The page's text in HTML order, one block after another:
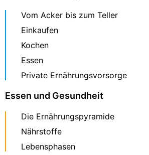
Vom Acker bis zum Teller
Einkaufen
Kochen
Essen
Private Ernährungsvorsorge
Essen und Gesundheit
Die Ernährungspyramide
Nährstoffe
Lebensphasen